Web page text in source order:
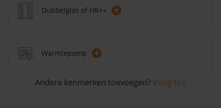
Dubbelglas of HR++ +
Warmtepomp +
Andere kenmerken toevoegen? Voeg toe